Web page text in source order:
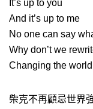
It’s up to you
And it’s up to me
No one can say
Why don’t we
Changing the world
柴克不再顧忌世界